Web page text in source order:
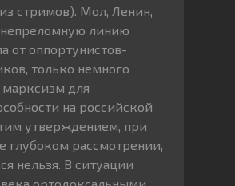
стримов). Мол, Ленин,
непреломную линию
от оппортунистов-
только немного
марксизм для
на российской
утверждением, при
глубоком рассмотрении,
нельзя. В ситуации
века ортодоксальными